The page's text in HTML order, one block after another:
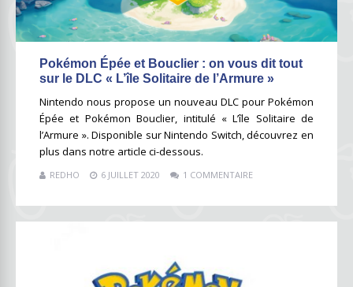
Pokémon Épée et Bouclier : on vous dit tout
sur le DLC « L’île Solitaire de l’Armure »
Nintendo nous propose un nouveau DLC pour Pokémon
Épée et Pokémon Bouclier, intitulé « L’île Solitaire de
l’Armure ». Disponible sur Nintendo Switch, découvrez en
plus dans notre article ci-dessous.
REDHO 6 JUILLET 2020 1 COMMENTAIRE